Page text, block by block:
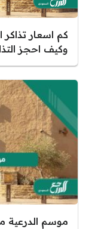
وكيف احجز
موسم الدرعية